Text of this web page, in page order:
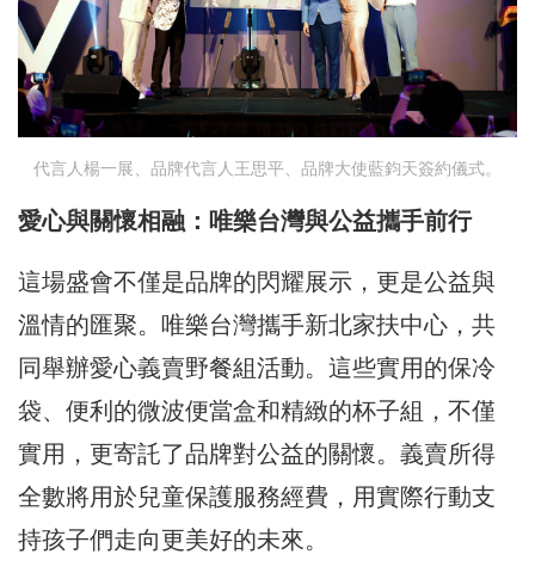
代言人楊一展、品牌代言人王思平、品牌大使藍鈞天簽約儀式。
愛心與關懷相融：唯樂台灣與公益攜手前行
這場盛會不僅是品牌的閃耀展示，更是公益與
溫情的匯聚。唯樂台灣攜手新北家扶中心，共
同舉辦愛心義賣野餐組活動。這些實用的保冷
袋、便利的微波便當盒和精緻的杯子組，不僅
實用，更寄託了品牌對公益的關懷。義賣所得
全數將用於兒童保護服務經費，用實際行動支
持孩子們走向更美好的未來。